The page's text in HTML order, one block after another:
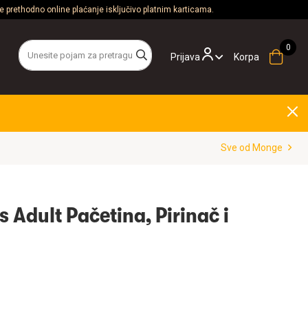
prethodno online plaćanje isključivo platnim karticama.
Prijava Korpa
Sve od Monge
Adult Pačetina, Pirinač i